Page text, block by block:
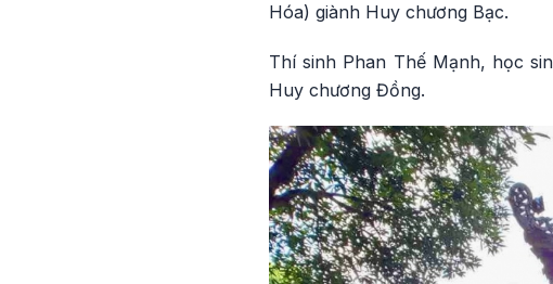
Hóa) giành Huy chương Bạc.
Thí sinh Phan Thế Mạnh, học
Huy chương Đồng.